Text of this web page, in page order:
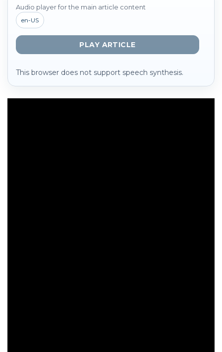
Audio player for the main article content
en-US
PLAY ARTICLE
This browser does not support speech synthesis.